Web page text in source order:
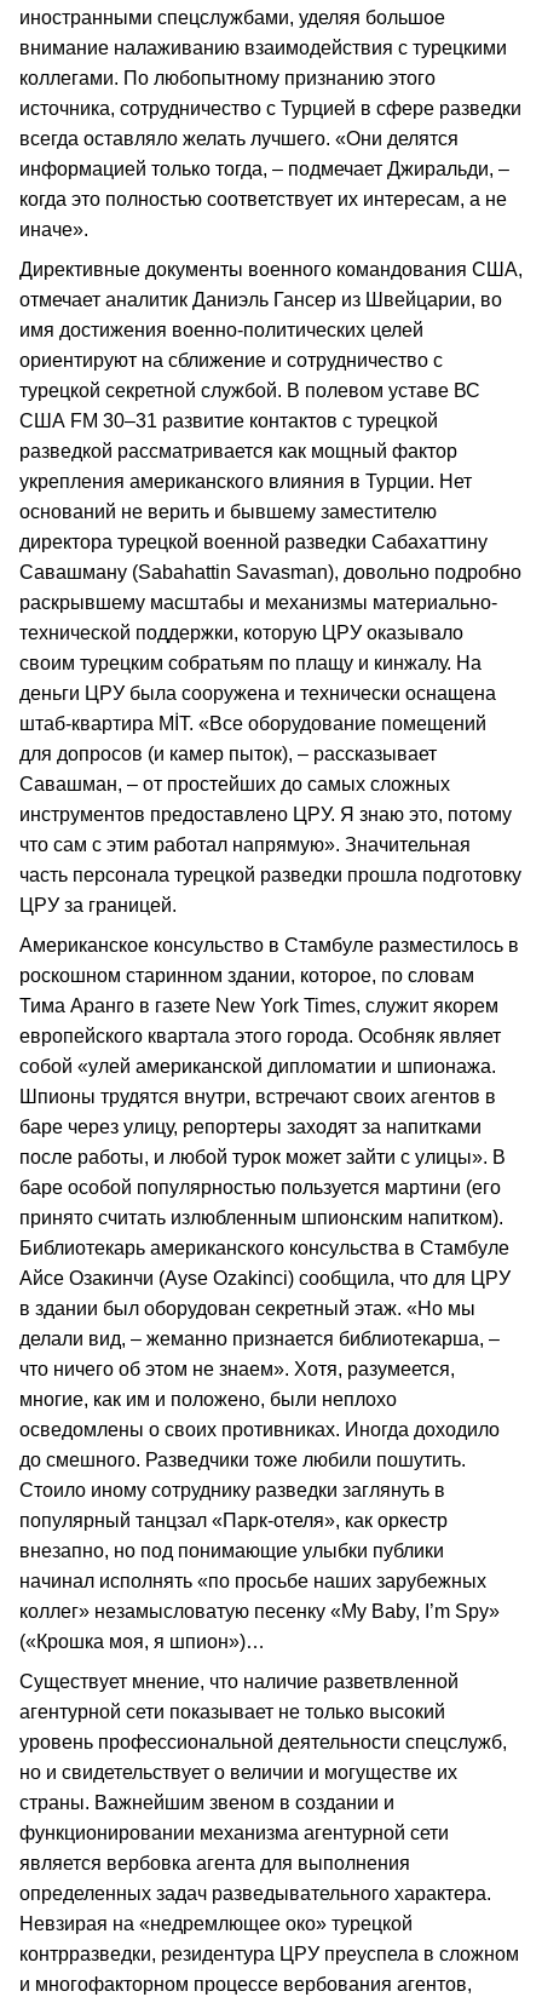
иностранными спецслужбами, уделяя большое
внимание налаживанию взаимодействия с турецкими
коллегами. По любопытному признанию этого
источника, сотрудничество с Турцией в сфере разведки
всегда оставляло желать лучшего. «Они делятся
информацией только тогда, – подмечает Джиральди, –
когда это полностью соответствует их интересам, а не
иначе».
Директивные документы военного командования США,
отмечает аналитик Даниэль Гансер из Швейцарии, во
имя достижения военно-политических целей
ориентируют на сближение и сотрудничество с
турецкой секретной службой. В полевом уставе ВС
США FM 30–31 развитие контактов с турецкой
разведкой рассматривается как мощный фактор
укрепления американского влияния в Турции. Нет
оснований не верить и бывшему заместителю
директора турецкой военной разведки Сабахаттину
Савашману (Sabahattin Savasman), довольно подробно
раскрывшему масштабы и механизмы материально-
технической поддержки, которую ЦРУ оказывало
своим турецким собратьям по плащу и кинжалу. На
деньги ЦРУ была сооружена и технически оснащена
штаб-квартира MİT. «Все оборудование помещений
для допросов (и камер пыток), – рассказывает
Савашман, – от простейших до самых сложных
инструментов предоставлено ЦРУ. Я знаю это, потому
что сам с этим работал напрямую». Значительная
часть персонала турецкой разведки прошла подготовку
ЦРУ за границей.
Американское консульство в Стамбуле разместилось в
роскошном старинном здании, которое, по словам
Тима Аранго в газете New York Times, служит якорем
европейского квартала этого города. Особняк являет
собой «улей американской дипломатии и шпионажа.
Шпионы трудятся внутри, встречают своих агентов в
баре через улицу, репортеры заходят за напитками
после работы, и любой турок может зайти с улицы». В
баре особой популярностью пользуется мартини (его
принято считать излюбленным шпионским напитком).
Библиотекарь американского консульства в Стамбуле
Айсе Озакинчи (Ayse Ozakinci) сообщила, что для ЦРУ
в здании был оборудован секретный этаж. «Но мы
делали вид, – жеманно признается библиотекарша, –
что ничего об этом не знаем». Хотя, разумеется,
многие, как им и положено, были неплохо
осведомлены о своих противниках. Иногда доходило
до смешного. Разведчики тоже любили пошутить.
Стоило иному сотруднику разведки заглянуть в
популярный танцзал «Парк-отеля», как оркестр
внезапно, но под понимающие улыбки публики
начинал исполнять «по просьбе наших зарубежных
коллег» незамысловатую песенку «My Baby, I’m Spy»
(«Крошка моя, я шпион»)…
Существует мнение, что наличие разветвленной
агентурной сети показывает не только высокий
уровень профессиональной деятельности спецслужб,
но и свидетельствует о величии и могуществе их
страны. Важнейшим звеном в создании и
функционировании механизма агентурной сети
является вербовка агента для выполнения
определенных задач разведывательного характера.
Невзирая на «недремлющее око» турецкой
контрразведки, резидентура ЦРУ преуспела в сложном
и многофакторном процессе вербования агентов,